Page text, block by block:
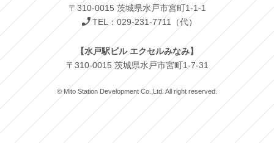
〒310-0015 茨城県水戸市宮町1-1-1
TEL：029-231-7711（代）
【水戸駅ビル エクセルみなみ】
〒310-0015 茨城県水戸市宮町1-7-31
© Mito Station Development Co.,Ltd. All right reserved.